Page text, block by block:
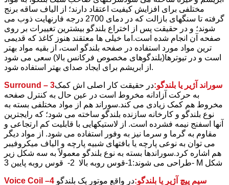
مختلفی برای افزایش کیفیت اعتقاد دارند؛ از الیاف ساقه برنج
گرفته تا سنگهای بازالت که در دمای 2700 درجه فارنهایت ذوب می
شوند؛ و در حقیقت پس از اختراع بلندگو بیشترین تغییرات بر روی
صفحه آن انجام شده است.اما خیلی ها معتقند هنوز کاغذ که قدیمی
ترین مواد مورد استفاده در صفحه بلندگو است، از بقیه مواد بهتر
است و در تیوترها(بلندگوهای مخصوص فرکانس بالا) سعی می شود
از ابریشم برای ایجاد صدای بهتر استفاده شود.
Surround – 3سوراند آژیر یا بلندگو:در حقیقت کار اصلی اش کمک
به حرکت آزادانه مخروط است در عین حال به کنترل صفحه
مخروط هم کمک زیادی می کند.سوراند هم از مواد مختلفی بسته به
نوع بلندگو و کارخانه سازنده بلندگو ساخته می شود؛ که رایجترین
آنها اسفنج نیمه فشرده است. از لاستیکهایی با قابلیت کم ارتجاعی و
مقاوم به گرما و سرما نیز به وفور استفاده می شود. از مواد دیگر
می توان به نوعی پارچه یا بافتهای شبیه پارچه و الیاف میکروفیبر
هم اشاره کرد.سوراندها بسته به نوع بلندگو معمولاً به سه شکل زیر
طراحی می شوند:1-قوس روبه بالا 2- قوس روبه پایین 3- M شکل
Voice Coil –4 سیم پیچ آژیر یا بلندگو:در واقع موتور یک بلندگو